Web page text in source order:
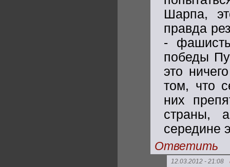
Шарпа,
правда
-
победы
это
том, что
них
страны,
середине
Ответить
12.03.2012 - 21:08